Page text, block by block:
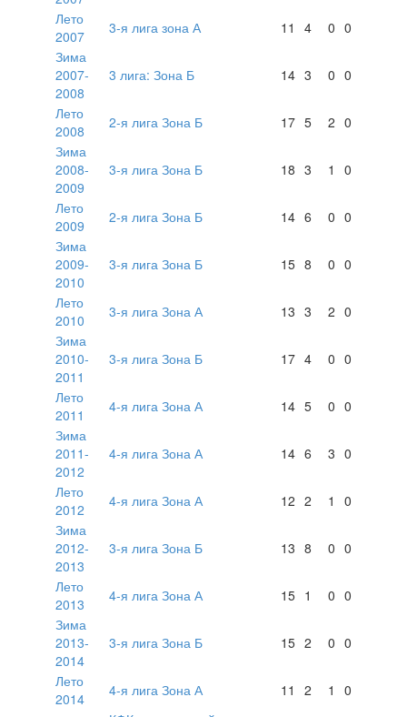
Лето
2007
3-я лига зона А 11 4 0 0
Зима
2007-
2008
3 лига: Зона Б 14 3 0 0
Лето
2008
2-я лига Зона Б 17 5 2 0
Зима
2008-
2009
3-я лига Зона Б 18 3 1 0
Лето
2009
2-я лига Зона Б 14 6 0 0
Зима
2009-
2010
3-я лига Зона Б 15 8 0 0
Лето
2010
3-я лига Зона А 13 3 2 0
Зима
2010-
2011
3-я лига Зона Б 17 4 0 0
Лето
2011
4-я лига Зона А 14 5 0 0
Зима
2011-
2012
4-я лига Зона А 14 6 3 0
Лето
2012
4-я лига Зона А 12 2 1
0
Зима
2012-
2013
3-я лига Зона Б 13 8 0 0
Лето
2013
4-я лига Зона А 15 1 0 0
Зима
2013-
2014
3-я лига Зона Б 15 2 0 0
Лето
2014
4-я лига Зона А 11 2 1 0